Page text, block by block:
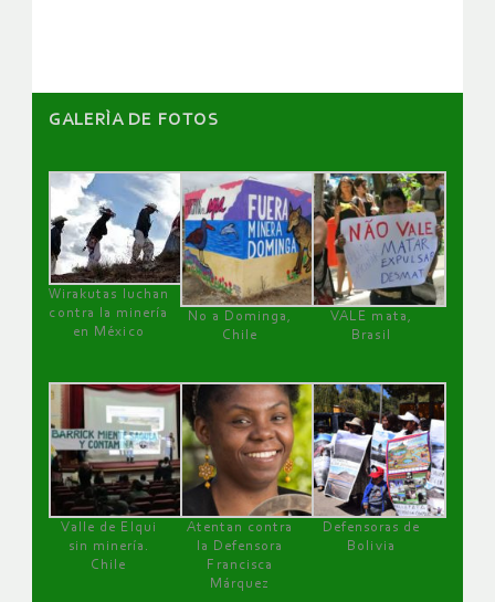
GALERÌA DE FOTOS
Wirakutas luchan
contra la minería
en México
No a Dominga,
Chile
VALE mata,
Brasil
Valle de Elqui
sin minería.
Chile
Atentan contra
la Defensora
Francisca
Márquez
Defensoras de
Bolivia